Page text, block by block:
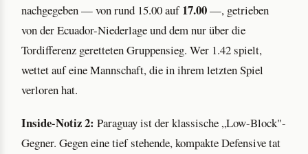
nachgegeben — von rund 15.00 auf17.00—, getrieben
von der Ecuador-Niederlage und dem nur über die
Tordifferenz geretteten Gruppensieg. Wer 1.42 spielt,
wettet auf eine Mannschaft, die in ihrem letzten Spiel
verloren hat.
Inside-Notiz 2: Paraguay ist der klassische „Low-Block"-
Gegner. Gegen eine tief stehende, kompakte Defensive tat